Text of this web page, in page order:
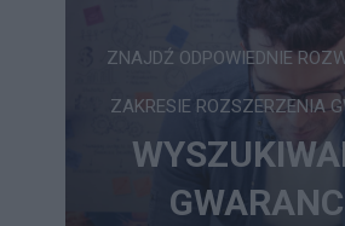
ZNAJDŹ ODPOWIEDNIE
ZAKRESIE ROZSZERZENIA